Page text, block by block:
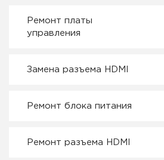
Ремонт платы
управления
Замена разъема HDMI
Ремонт блока питания
Ремонт разъема HDMI